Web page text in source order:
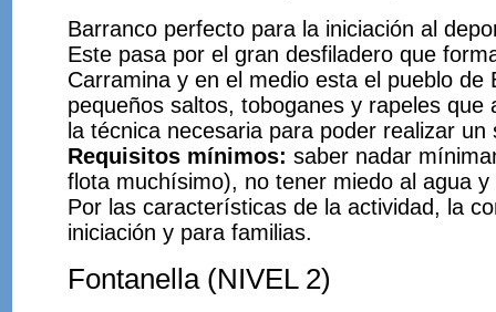
Barranco perfecto para la iniciación al
Este pasa por el gran desfiladero que
Carramina y en el medio esta el pueblo de
pequeños saltos, toboganes y rapeles que
la técnica necesaria para poder realizar un
Requisitos mínimos: saber nadar
flota muchísimo), no tener miedo al agua
Por las características de la actividad, la
iniciación y para familias.
Fontanella (NIVEL 2)